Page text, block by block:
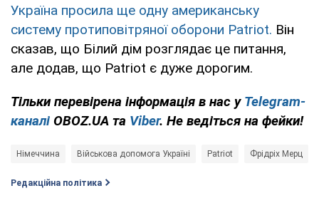
Україна просила ще одну американську
систему протиповітряної оборони Patriot. Він
сказав, що Білий дім розглядає це питання,
але додав, що Patriot є дуже дорогим.
Тільки перевірена інформація в нас у Telegram-
каналі OBOZ.UA та Viber. Не ведіться на фейки!
Німеччина Військова допомога Україні Patriot Фрідріх Мерц
Редакційна політика